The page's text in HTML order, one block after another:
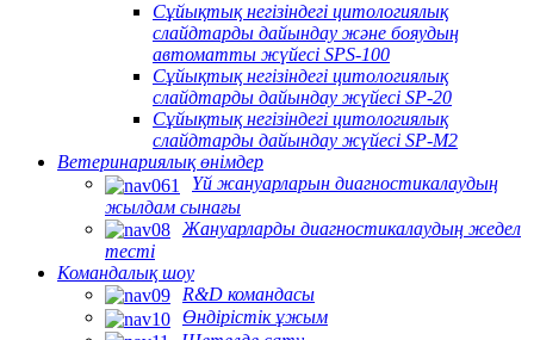
Сұйықтық негізіндегі цитологиялық
слайдтарды дайындау және бояудың
автоматты жүйесі SPS-100
Сұйықтық негізіндегі цитологиялық
слайдтарды дайындау жүйесі SP-20
Сұйықтық негізіндегі цитологиялық
слайдтарды дайындау жүйесі SP-M2
Ветеринариялық өнімдер
Үй жануарларын диагностикалаудың
жылдам сынағы
Жануарларды диагностикалаудың жедел
тесті
Командалық шоу
R&D командасы
Өндірістік ұжым